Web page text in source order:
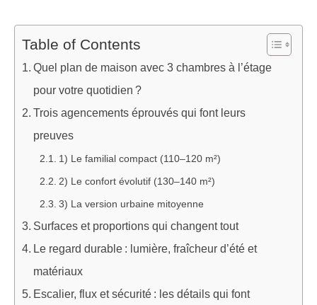
Table of Contents
Quel plan de maison avec 3 chambres à l’étage
pour votre quotidien ?
Trois agencements éprouvés qui font leurs
preuves
1) Le familial compact (110–120 m²)
2) Le confort évolutif (130–140 m²)
3) La version urbaine mitoyenne
Surfaces et proportions qui changent tout
Le regard durable : lumière, fraîcheur d’été et
matériaux
Escalier, flux et sécurité : les détails qui font